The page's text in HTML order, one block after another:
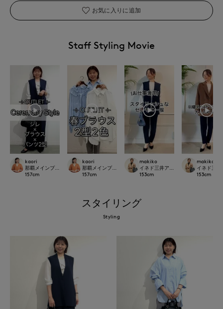
お気に入りに追加
Staff Styling Movie
kaori
那覇メインプレイスI.T.'S.international
157cm
kaori
那覇メインプレイスI.T.'S.international
157cm
makiko
イネド三井アウトレットパーク多摩
153cm
makiko
イネド三
153cm
スタイリング
Styling